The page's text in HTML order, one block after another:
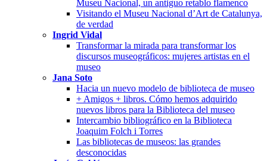
Museu Nacional, un antiguo retablo flamenco
Visitando el Museu Nacional d’Art de Catalunya,
de verdad
Ingrid Vidal
Transformar la mirada para transformar los
discursos museográficos: mujeres artistas en el
museo
Jana Soto
Hacia un nuevo modelo de biblioteca de museo
+ Amigos + libros. Cómo hemos adquirido
nuevos libros para la Biblioteca del museo
Intercambio bibliográfico en la Biblioteca
Joaquim Folch i Torres
Las bibliotecas de museos: las grandes
desconocidas